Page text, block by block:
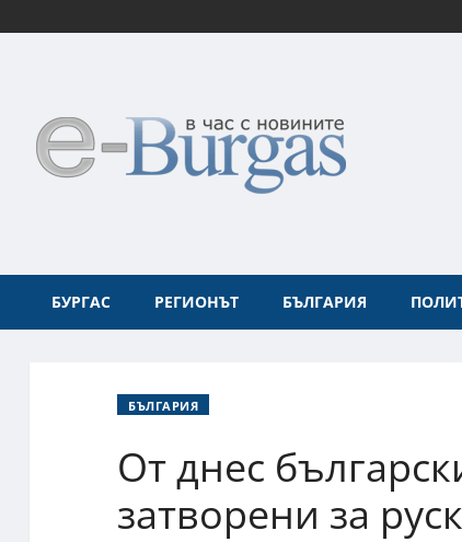
БУРГАС РЕГИОНЪТ БЪЛГАРИЯ
БЪЛГАРИЯ
От днес
затворени за